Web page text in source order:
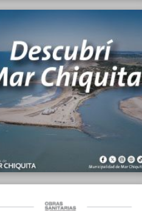
09:52
junto al Lago”